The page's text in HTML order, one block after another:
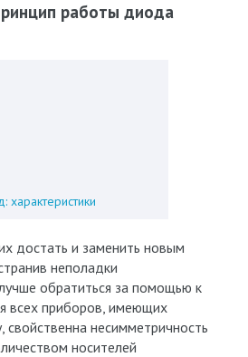
работы диода
характеристики
достать и заменить новым
неполадки
обратиться за помощью к
всех приборов, имеющих
свойственна несимметричность
носителей